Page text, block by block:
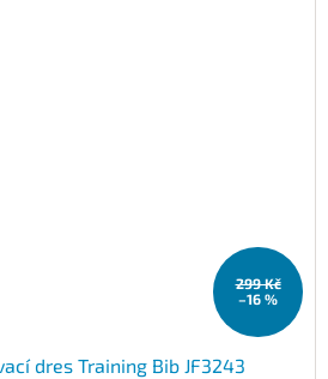
299 Kč
–16 %
dres Training Bib JF3243